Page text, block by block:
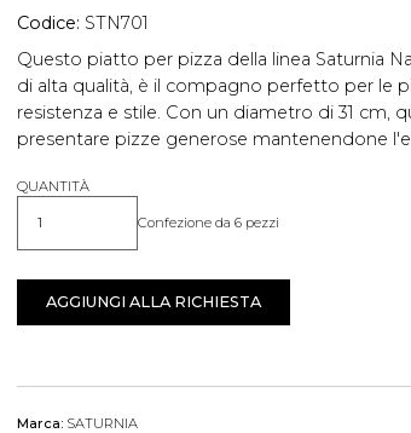
Codice: STN701
Questo piatto per pizza della linea Saturnia
di alta qualità, è il compagno perfetto per le
resistenza e stile. Con un diametro di 31 cm,
presentare pizze generose mantenendone
QUANTITÀ
Quantità Confezione da 6 pezzi
AGGIUNGI ALLA RICHIESTA
Marca: SATURNIA